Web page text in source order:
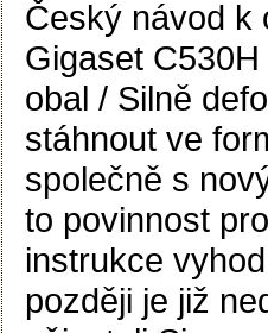
Český návod k
Gigaset
obal / Silně
stáhnout ve
společně s
to povinnost
instrukce
později je již